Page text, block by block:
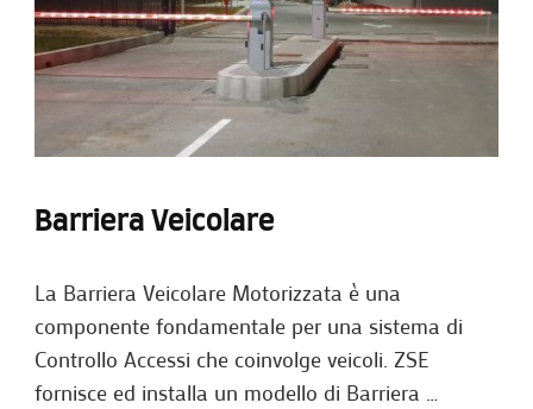
Barriera Veicolare
La Barriera Veicolare Motorizzata è una
componente fondamentale per una sistema di
Controllo Accessi che coinvolge veicoli. ZSE
fornisce ed installa un modello di Barriera …